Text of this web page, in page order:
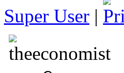
Super User |